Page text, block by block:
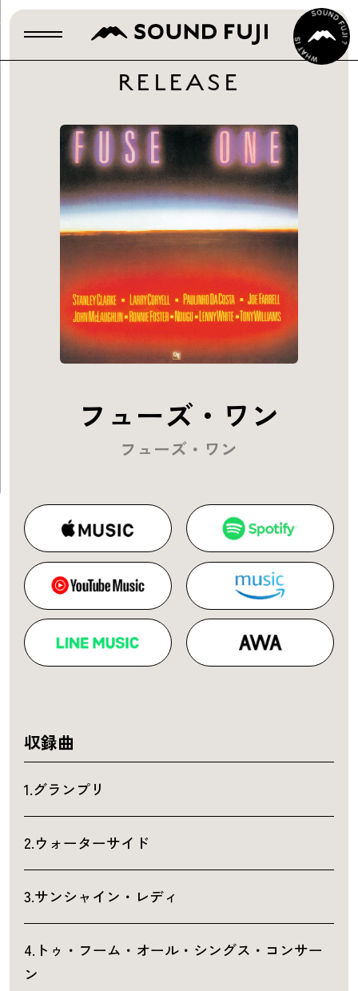
RELEASE
フューズ・ワン
フューズ・ワン
収録曲
1.グランプリ
2.ウォーターサイド
3.サンシャイン・レディ
4.トゥ・フーム・オール・シングス・コンサー
ン